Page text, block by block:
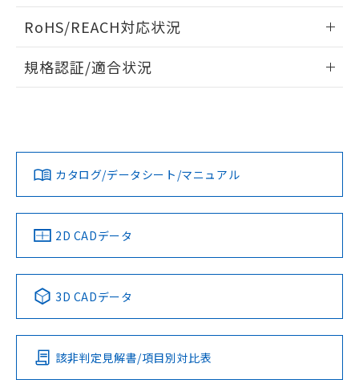
ドすることができます。
ログイン/会員登録
ダウンロードデータをご利用いただく前に、以下を必ずお読
みください。
ソフトウェアの使用条件
RoHS/REACH対応状況
EU RoHS 注意事項・凡例
対応済み
中国 RoHS 注意事項・凡例
Pb Hg Cd Cr(VI)
O
規格認証/適合状況
LR型式承認
（イギリス
船舶規格）
DNV型式承認
（ノルウェー
BV型式承認
（フランス
KR型式
（韓国
No No No No
この製品の規格認証/適合状況ページへ
その他の認証はこちらのページからご検索ください
カタログ/データシート/マニュアル
2D CADデータ
3D CADデータ
該非判定見解書/項目別対比表
指します。
ものではありません。
また、RoHS指令のフタル酸エステル類４
荷製品に未対応品が混在することから備考
欄に対応日を記載しておりました。
す。